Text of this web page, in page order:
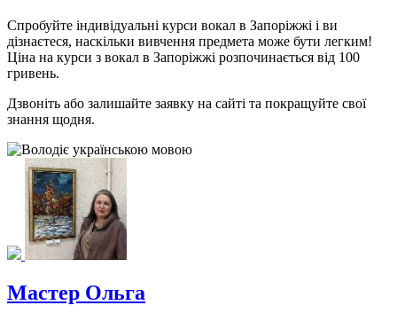
Спробуйте індивідуальні курси вокал в Запоріжжі і ви
дізнаєтеся, наскільки вивчення предмета може бути легким!
Ціна на курси з вокал в Запоріжжі розпочинається від 100
гривень.
Дзвоніть або залишайте заявку на сайті та покращуйте свої
знання щодня.
Мастер Ольга